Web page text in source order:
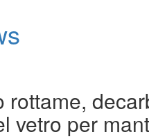
vetro per